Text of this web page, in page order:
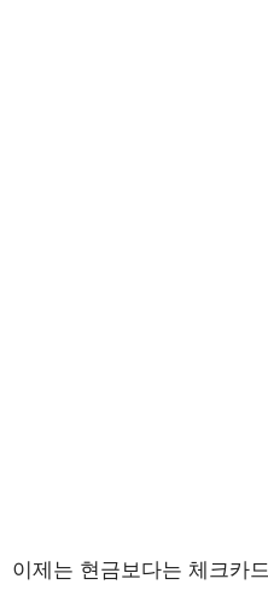
이제는 현금보다는 체크카